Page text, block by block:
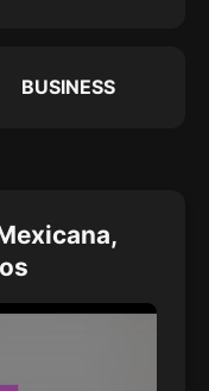
BUSINESS